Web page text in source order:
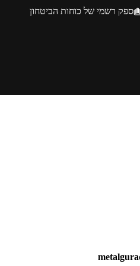
ספק רשמי של כוחות הביטחון